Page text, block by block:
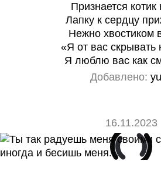
Признается котик
Лапку к сердцу
Нежно хвостиком
«Я от вас скрывать
Я люблю вас как
Добавлено:
16.11.2023